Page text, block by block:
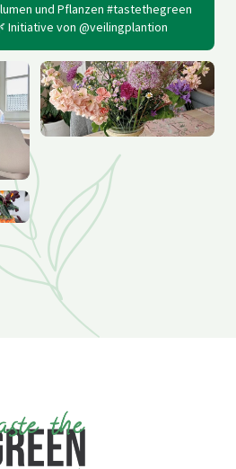
und Pflanzen #tastethegreen
Initiative von @veilingplantion